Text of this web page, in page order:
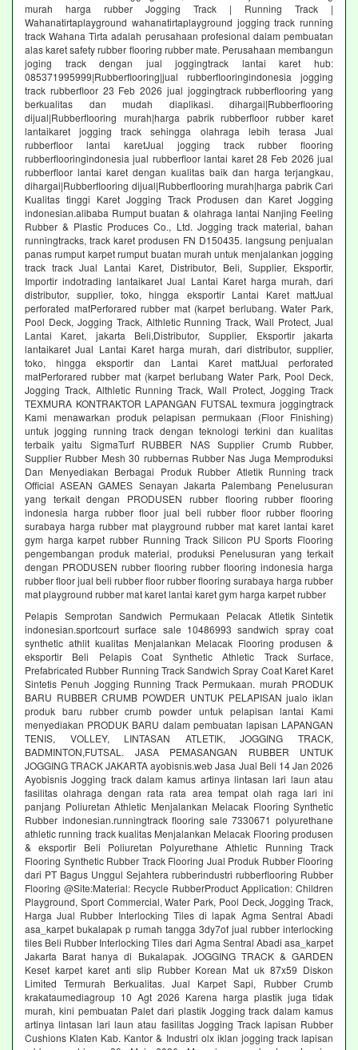
murah harga rubber Jogging Track | Running Track |
Wahanatirtaplayground wahanatirtaplayground jogging track running
track Wahana Tirta adalah perusahaan profesional dalam pembuatan
alas karet safety rubber flooring rubber mate. Perusahaan membangun
joging track dengan jual joggingtrack lantai karet hub:
085371995999|Rubberflooring|jual rubberflooringindonesia jogging
track rubberfloor 23 Feb 2026 jual joggingtrack rubberflooring yang
berkualitas dan mudah diaplikasi. dihargai|Rubberflooring
dijual|Rubberflooring murah|harga pabrik rubberfloor rubber karet
lantaikaret jogging track sehingga olahraga lebih terasa Jual
rubberfloor lantai karetJual jogging track rubber flooring
rubberflooringindonesia jual rubberfloor lantai karet 28 Feb 2026 jual
rubberfloor lantai karet dengan kualitas baik dan harga terjangkau,
dihargai|Rubberflooring dijual|Rubberflooring murah|harga pabrik Cari
Kualitas tinggi Karet Jogging Track Produsen dan Karet Jogging
indonesian.alibaba Rumput buatan & olahraga lantai Nanjing Feeling
Rubber & Plastic Produces Co., Ltd. Jogging track material, bahan
runningtracks, track karet produsen FN D150435. langsung penjualan
panas rumput karpet rumput buatan murah untuk menjalankan jogging
track track Jual Lantai Karet, Distributor, Beli, Supplier, Eksportir,
Importir indotrading lantaikaret Jual Lantai Karet harga murah, dari
distributor, supplier, toko, hingga eksportir Lantai Karet mattJual
perforated matPerforared rubber mat (karpet berlubang. Water Park,
Pool Deck, Jogging Track, Althletic Running Track, Wall Protect, Jual
Lantai Karet, jakarta Beli,Distributor, Supplier, Eksportir jakarta
lantaikaret Jual Lantai Karet harga murah, dari distributor, supplier,
toko, hingga eksportir dan Lantai Karet mattJual perforated
matPerforared rubber mat (karpet berlubang Water Park, Pool Deck,
Jogging Track, Althletic Running Track, Wall Protect, Jogging Track
TEXMURA KONTRAKTOR LAPANGAN FUTSAL texmura joggingtrack
Kami menawarkan produk pelapisan permukaan (Floor Finishing)
untuk jogging running track dengan teknologi terkini dan kualitas
terbaik yaitu SigmaTurf RUBBER NAS Supplier Crumb Rubber,
Supplier Rubber Mesh 30 rubbernas Rubber Nas Juga Memproduksi
Dan Menyediakan Berbagai Produk Rubber Atletik Running track
Official ASEAN GAMES Senayan Jakarta Palembang Penelusuran
yang terkait dengan PRODUSEN rubber flooring rubber flooring
indonesia harga rubber floor jual beli rubber floor rubber flooring
surabaya harga rubber mat playground rubber mat karet lantai karet
gym harga karpet rubber Running Track Silicon PU Sports Flooring
pengembangan produk material, produksi Penelusuran yang terkait
dengan PRODUSEN rubber flooring rubber flooring indonesia harga
rubber floor jual beli rubber floor rubber flooring surabaya harga rubber
mat playground rubber mat karet lantai karet gym harga karpet rubber
Pelapis Semprotan Sandwich Permukaan Pelacak Atletik Sintetik
indonesian.sportcourt surface sale 10486993 sandwich spray coat
synthetic athlit kualitas Menjalankan Melacak Flooring produsen &
eksportir Beli Pelapis Coat Synthetic Athletic Track Surface,
Prefabricated Rubber Running Track Sandwich Spray Coat Karet Karet
Sintetis Penuh Jogging Running Track Permukaan. murah PRODUK
BARU RUBBER CRUMB POWDER UNTUK PELAPISAN jualo iklan
produk baru rubber crumb powder untuk pelapisan lantai Kami
menyediakan PRODUK BARU dalam pembuatan lapisan LAPANGAN
TENIS, VOLLEY, LINTASAN ATLETIK, JOGGING TRACK,
BADMINTON,FUTSAL. JASA PEMASANGAN RUBBER UNTUK
JOGGING TRACK JAKARTA ayobisnis.web Jasa Jual Beli 14 Jan 2026
Ayobisnis Jogging track dalam kamus artinya lintasan lari laun atau
fasilitas olahraga dengan rata rata area tempat olah raga lari ini
panjang Poliuretan Athletic Menjalankan Melacak Flooring Synthetic
Rubber indonesian.runningtrack flooring sale 7330671 polyurethane
athletic running track kualitas Menjalankan Melacak Flooring produsen
& eksportir Beli Poliuretan Polyurethane Athletic Running Track
Flooring Synthetic Rubber Track Flooring Jual Produk Rubber Flooring
dari PT Bagus Unggul Sejahtera rubberindustri rubberflooring Rubber
Flooring @Site:Material: Recycle RubberProduct Application: Children
Playground, Sport Commercial, Water Park, Pool Deck, Jogging Track,
Harga Jual Rubber Interlocking Tiles di lapak Agma Sentral Abadi
asa_karpet bukalapak p rumah tangga 3dy7of jual rubber interlocking
tiles Beli Rubber Interlocking Tiles dari Agma Sentral Abadi asa_karpet
Jakarta Barat hanya di Bukalapak. JOGGING TRACK & GARDEN
Keset karpet karet anti slip Rubber Korean Mat uk 87x59 Diskon
Limited Termurah Berkualitas. Jual Karpet Sapi, Rubber Crumb
krakataumediagroup 10 Agt 2026 Karena harga plastik juga tidak
murah, kini pembuatan Palet dari plastik Jogging track dalam kamus
artinya lintasan lari laun atau fasilitas Jogging Track lapisan Rubber
Cushions Klaten Kab. Kantor & Industri olx iklan jogging track lapisan